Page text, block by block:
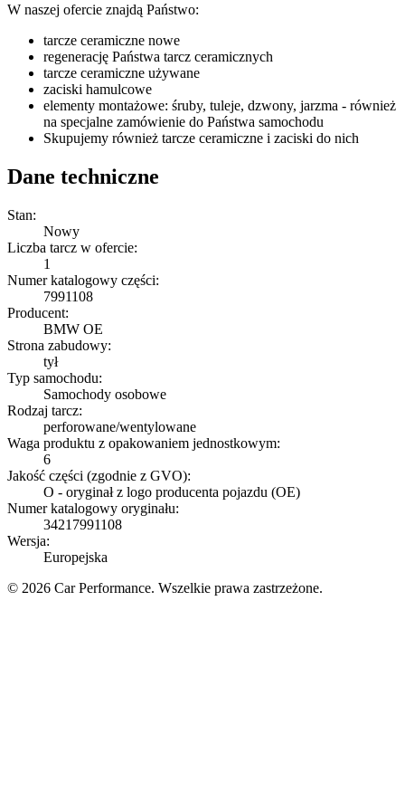
W naszej ofercie znajdą Państwo:
tarcze ceramiczne nowe
regenerację Państwa tarcz ceramicznych
tarcze ceramiczne używane
zaciski hamulcowe
elementy montażowe: śruby, tuleje, dzwony, jarzma - również
na specjalne zamówienie do Państwa samochodu
Skupujemy również tarcze ceramiczne i zaciski do nich
Dane techniczne
Stan:
Nowy
Liczba tarcz w ofercie:
1
Numer katalogowy części:
7991108
Producent:
BMW OE
Strona zabudowy:
tył
Typ samochodu:
Samochody osobowe
Rodzaj tarcz:
perforowane/wentylowane
Waga produktu z opakowaniem jednostkowym:
6
Jakość części (zgodnie z GVO):
O - oryginał z logo producenta pojazdu (OE)
Numer katalogowy oryginału:
34217991108
Wersja:
Europejska
© 2026 Car Performance. Wszelkie prawa zastrzeżone.